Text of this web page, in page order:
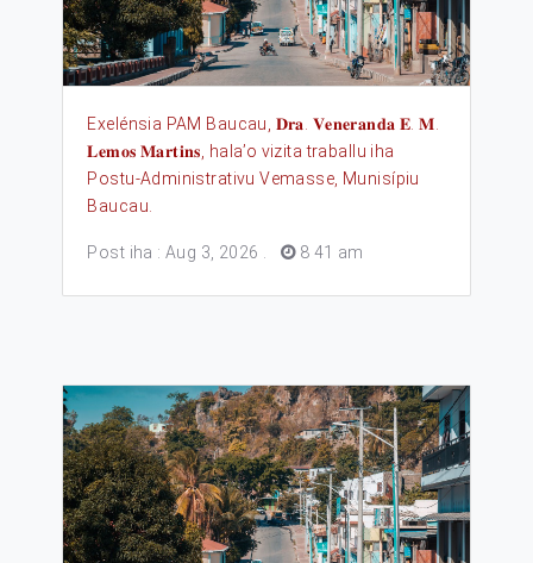
Exelénsia PAM Baucau, 𝐃𝐫𝐚. 𝐕𝐞𝐧𝐞𝐫𝐚𝐧𝐝𝐚 𝐄. 𝐌.
𝐋𝐞𝐦𝐨𝐬 𝐌𝐚𝐫𝐭𝐢𝐧𝐬, hala’o vizita traballu iha
Postu-Administrativu Vemasse, Munisípiu
Baucau.
Post iha : Aug 3, 2026 8 41 am